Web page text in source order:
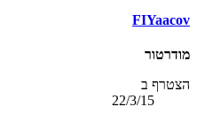
FIYaacov
מודרטור
הצטרף ב
22/3/15